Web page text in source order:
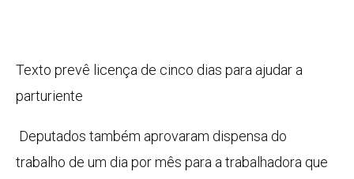
Texto prevê licença de cinco dias para ajudar a
parturiente
Deputados também aprovaram dispensa do
trabalho de um dia por mês para a trabalhadora que